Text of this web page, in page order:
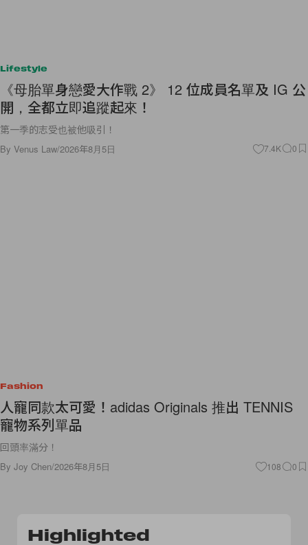
Lifestyle
《母胎單身戀愛大作戰 2》 12 位成員名單及 IG 公
開，全都立即追蹤起來！
第一季的志受也被他吸引！
By Venus Law/2026年8月5日 7.4K 0
Fashion
人寵同款太可愛！adidas Originals 推出 TENNIS
寵物系列單品
回頭率滿分！
By Joy Chen/2026年8月5日 108 0
Highlighted